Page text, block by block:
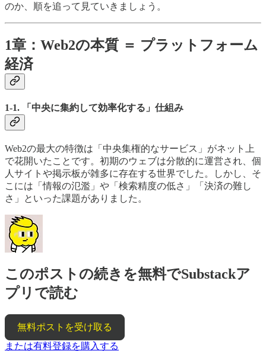
のか、順を追って見ていきましょう。
1章：Web2の本質 ＝ プラットフォーム
経済
1-1. 「中央に集約して効率化する」仕組み
Web2の最大の特徴は「中央集権的なサービス」がネット上
で花開いたことです。初期のウェブは分散的に運営され、個
人サイトや掲示板が雑多に存在する世界でした。しかし、そ
こには「情報の氾濫」や「検索精度の低さ」「決済の難し
さ」といった課題がありました。
このポストの続きを無料でSubstackア
プリで読む
無料ポストを受け取る
または有料登録を購入する